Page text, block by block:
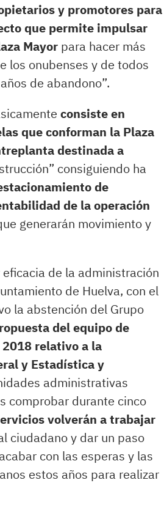
y promotores para
que permite impulsar
Mayor para hacer más
los onubenses y de todos
de abandono”.
consiste en
que conforman la Plaza
destinada a
consiguiendo ha
de
de la operación
generarán movimiento y
de la administración
de Huelva, con el
la abstención del Grupo
del equipo de
2018 relativo a la
y Estadística y
administrativas
comprobar durante cinco
volverán a trabajar
ciudadano y dar un paso
con las esperas y las
estos años para realizar